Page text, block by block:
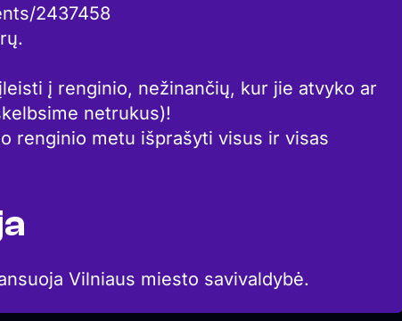
2437458
į renginio, nežinančių, kur jie atvyko ar
netrukus)!
renginio metu išprašyti visus ir visas
Vilniaus miesto savivaldybė.